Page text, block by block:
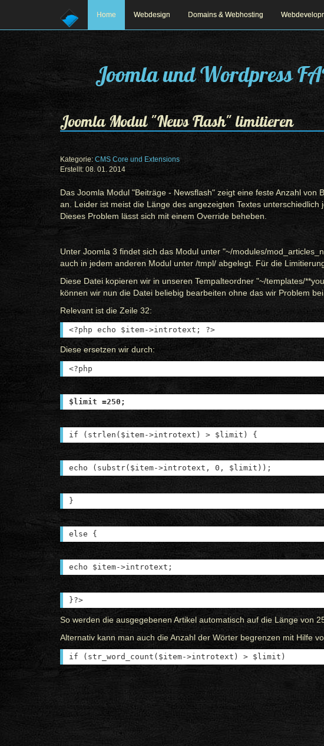
Home Webdesign Domains & Webhosting
Joomla und Wordpress
Joomla Modul "News Flash" limitieren
Kategorie: CMS Core und Extensions
Erstellt: 08. 01. 2014
Das Joomla Modul "Beiträge - Newsflash" zeigt eine feste Anzahl von
an. Leider ist meist die Länge des angezeigten Textes unterschiedlich
Dieses Problem lässt sich mit einem Override beheben.
Unter Joomla 3 findet sich das Modul unter "~/modules/
auch in jedem anderen Modul unter /tmpl/ abgelegt. Für die
Diese Datei kopieren wir in unseren Tempalteordner "~/templates/
können wir nun die Datei beliebig bearbeiten ohne das wir Problem
Relevant ist die Zeile 32:
<?php echo $item->introtext; ?>
Diese ersetzen wir durch:
<?php
$limit =250;
if (strlen($item->introtext) > $limit) {
echo (substr($item->introtext, 0, $limit));
}
else {
echo $item->introtext;
}?>
So werden die ausgegebenen Artikel automatisch auf die Länge von
Alternativ kann man auch die Anzahl der Wörter begrenzen mit Hilfe
if (str_word_count($item->introtext) > $limit)
Prev Next